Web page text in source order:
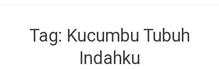
Tag: Kucumbu Tubuh
Indahku